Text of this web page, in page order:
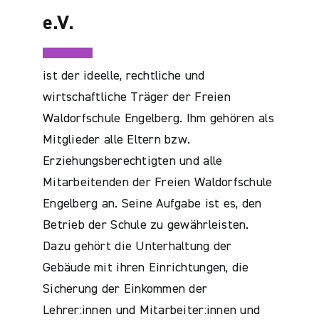
e.V.
ist der ideelle, rechtliche und
wirtschaftliche Träger der Freien
Waldorfschule Engelberg. Ihm gehören als
Mitglieder alle Eltern bzw.
Erziehungsberechtigten und alle
Mitarbeitenden der Freien Waldorfschule
Engelberg an. Seine Aufgabe ist es, den
Betrieb der Schule zu gewährleisten.
Dazu gehört die Unterhaltung der
Gebäude mit ihren Einrichtungen, die
Sicherung der Einkommen der
Lehrer:innen und Mitarbeiter:innen und